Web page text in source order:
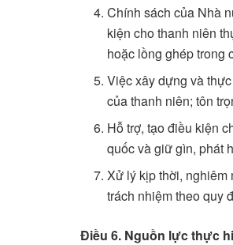
Chính sách của Nhà
kiện cho thanh niên
hoặc lồng ghép trong
Việc xây dựng và
của thanh niên; tôn
Hỗ trợ, tạo điều kiện
quốc và giữ gìn, phát
Xử lý kịp thời, nghiêm
trách nhiệm theo quy
Điều 6. Nguồn lực thực